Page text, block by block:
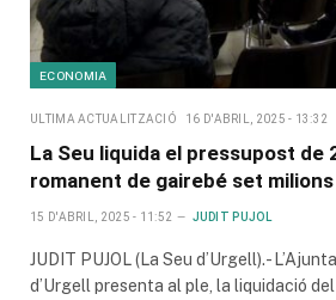
ECONOMIA
ULTIMA ACTUALITZACIÓ 16 D'ABRIL, 2025 - 13:32
La Seu liquida el pressupost de
romanent de gairebé set milions
15 D'ABRIL, 2025 - 11:52 JUDIT PUJOL
JUDIT PUJOL (La Seu d’Urgell).-
d’Urgell presenta al ple, la liquidació